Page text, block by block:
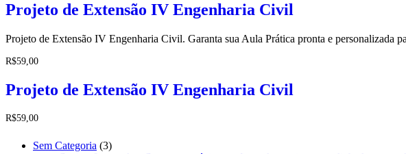
Projeto de Extensão IV Engenharia Civil
Projeto de Extensão IV Engenharia Civil. Garanta sua Aula Prática pronta e personalizada
R$59,00
Projeto de Extensão IV Engenharia Civil
R$59,00
Sem Categoria 33